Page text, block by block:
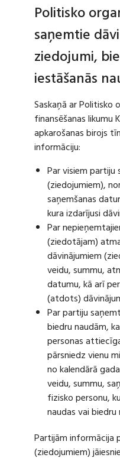
Politisko
saņemtie
ziedojumi,
iestāšanās
Saskaņā ar Politisko
finansēšanas likumu
apkarošanas birojs
informāciju:
Par visiem partiju
(ziedojumiem),
saņemšanas
kura izdarījusi
Par
(ziedotājam)
dāvinājumiem
veidu, summu,
datumu, kā arī
(atdots)
Par partiju
biedru naudām,
personas
pārsniedz vienu
no kalendārā
veidu, summu,
fizisko personu,
naudas vai biedru
Partijām informācija
(ziedojumiem)